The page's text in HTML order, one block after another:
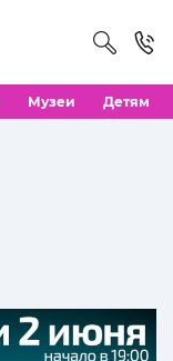
Музеи Детям